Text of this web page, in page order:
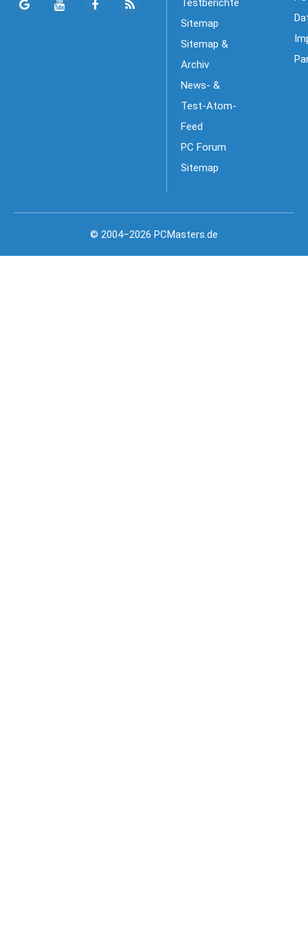
Sitemap
Sitemap &
Archiv
News- &
Test-Atom-
Feed
PC Forum
Sitemap
© 2004–2026 PCMasters.de